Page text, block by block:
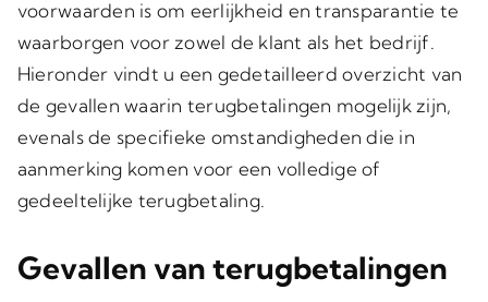
voorwaarden is om eerlijkheid en transparantie te
waarborgen voor zowel de klant als het bedrijf.
Hieronder vindt u een gedetailleerd overzicht van
de gevallen waarin terugbetalingen mogelijk zijn,
evenals de specifieke omstandigheden die in
aanmerking komen voor een volledige of
gedeeltelijke terugbetaling.
Gevallen van terugbetalingen